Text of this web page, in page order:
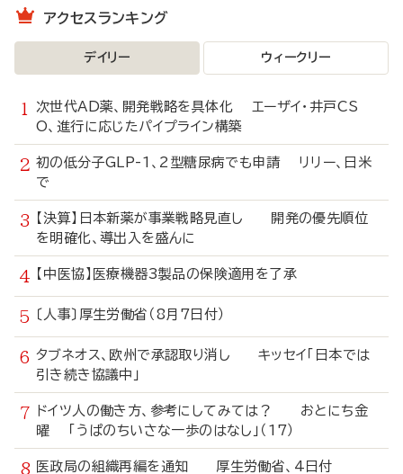
アクセスランキング
デイリー ウィークリー
次世代AD薬、開発戦略を具体化 エーザイ・井戸CS
O、進行に応じたパイプライン構築
初の低分子GLP-1、2型糖尿病でも申請 リリー、日米
で
【決算】日本新薬が事業戦略見直し 開発の優先順位
を明確化、導出入を盛んに
【中医協】医療機器3製品の保険適用を了承
〔人事〕厚生労働省（8月7日付）
タブネオス、欧州で承認取り消し キッセイ「日本では
引き続き協議中」
ドイツ人の働き方、参考にしてみては？ おとにち金
曜 「うぱのちいさな一歩のはなし」（17）
医政局の組織再編を通知 厚生労働省、4日付